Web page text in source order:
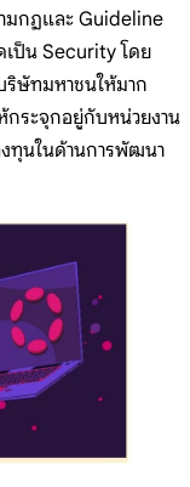
มกฏและ Guideline
เป็น Security โดย
ริษัทมหาชนให้มาก
กระจุกอยู่กับหน่วยงาน
ทุนในด้านการพัฒนา